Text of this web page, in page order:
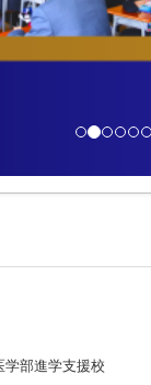
部進学支援校